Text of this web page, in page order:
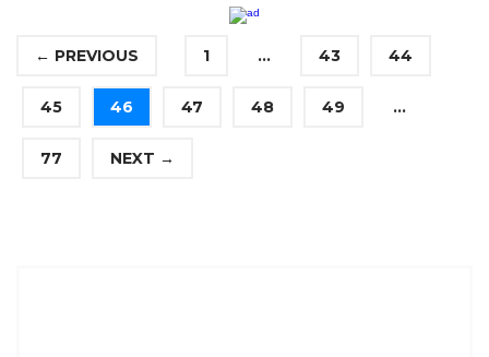
← PREVIOUS 1 ... 43 44
45 46 47 48 49 ...
77 NEXT →